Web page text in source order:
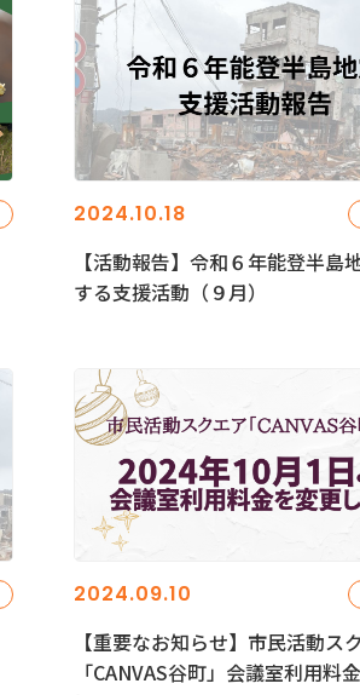
2024.10.18
【活動報告】令和６年能登半島
する支援活動（９月）
2024.09.10
【重要なお知らせ】市民活動ス
「CANVAS谷町」会議室利用料